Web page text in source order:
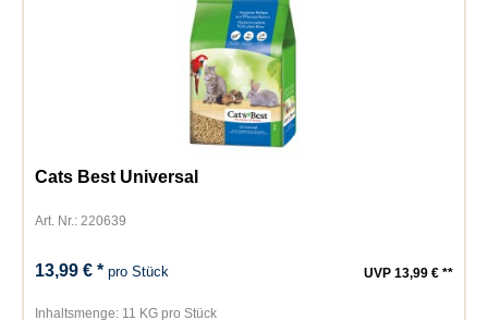
Cats Best Universal
Art. Nr.: 220639
13,99 € *pro Stück UVP 13,99 € **
Inhaltsmenge: 11 KG pro Stück